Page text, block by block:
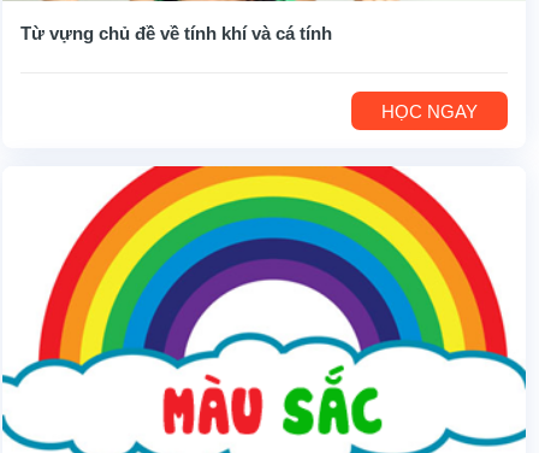
Từ vựng chủ đề về tính khí và cá tính
HỌC NGAY